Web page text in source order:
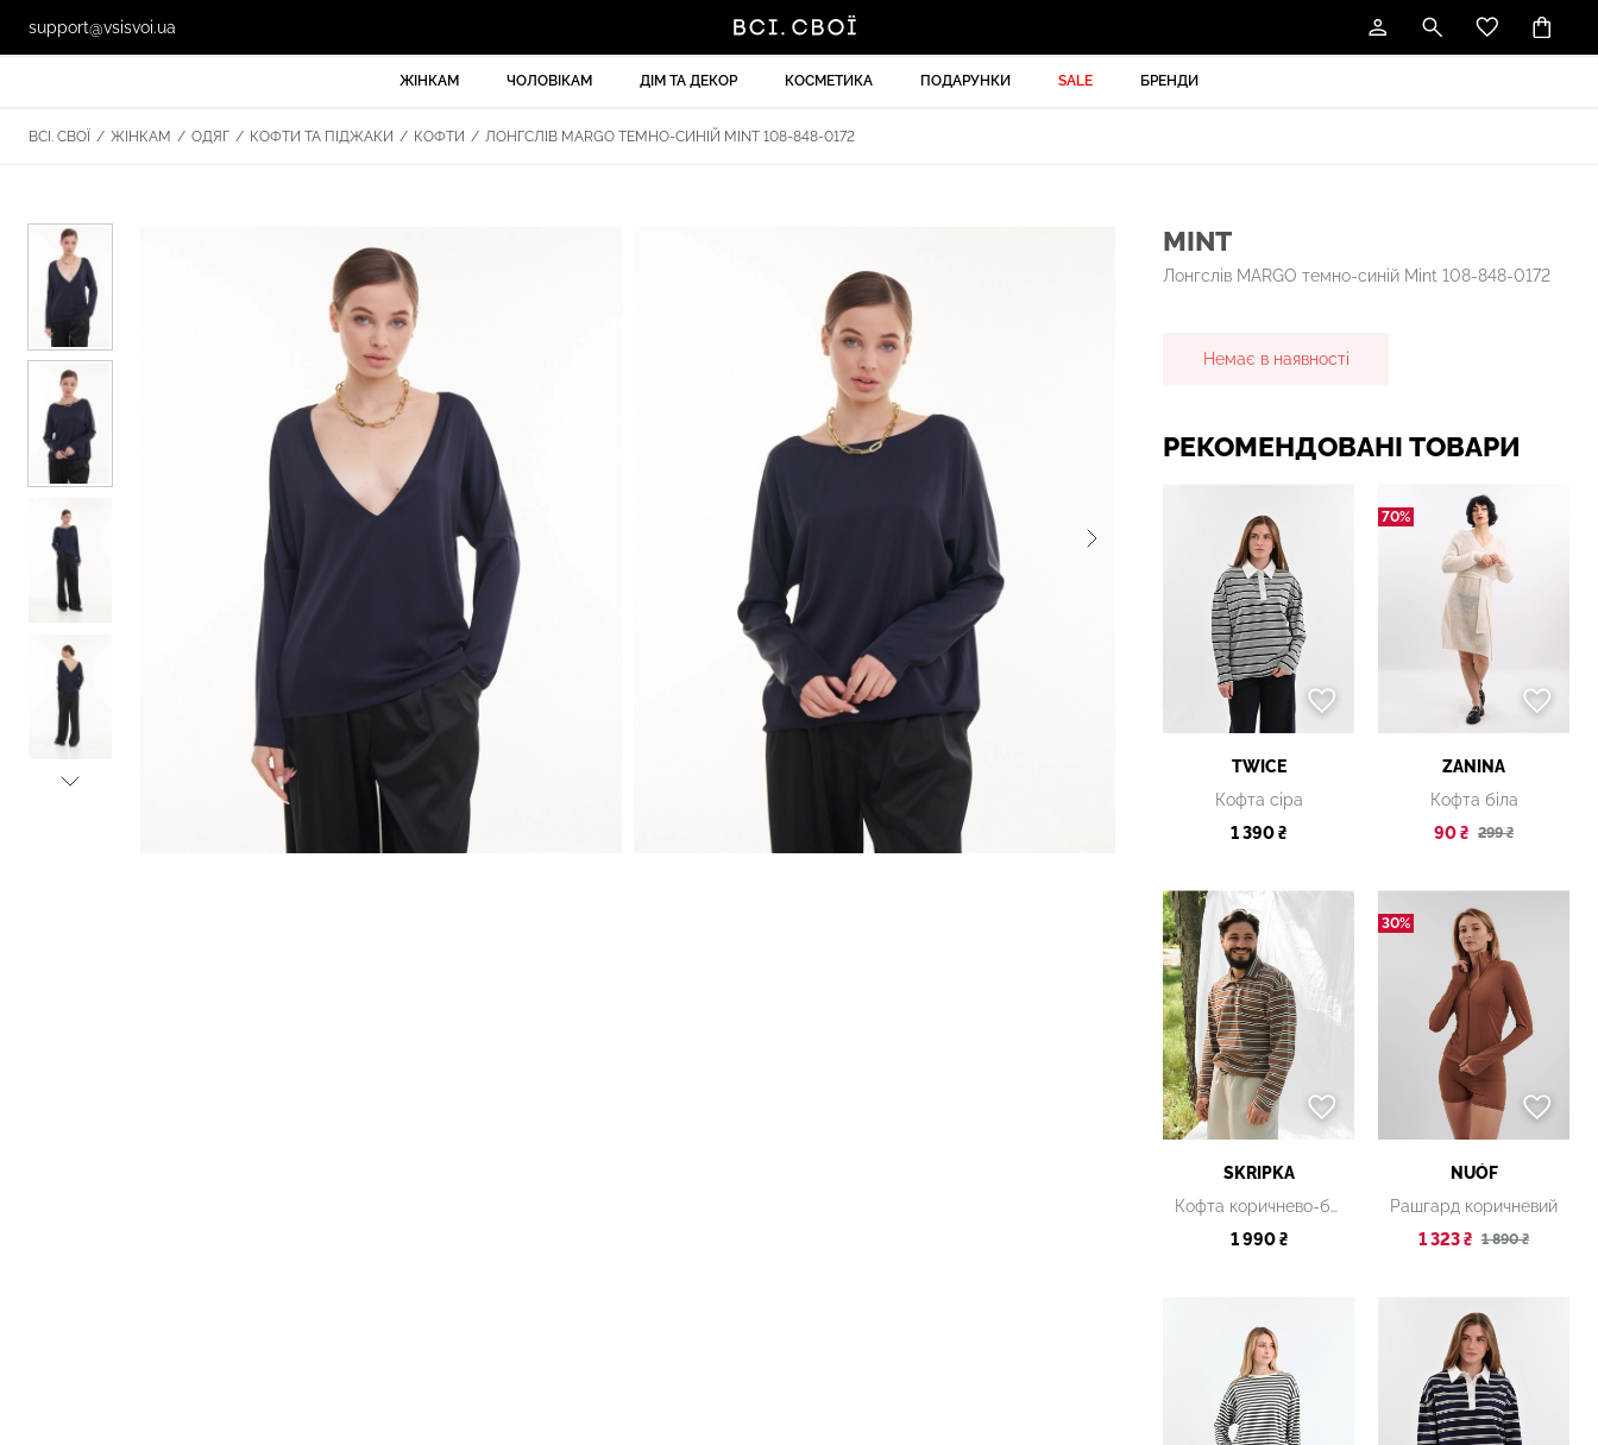
support@vsisvoi.ua
ЖІНКАМ ЧОЛОВІКАМ ДІМ ТА ДЕКОР КОСМЕТИКА ПОДАРУНКИ SALE БРЕНДИ
ВСІ. СВОЇ / ЖІНКАМ / ОДЯГ / КОФТИ ТА ПІДЖАКИ / КОФТИ / ЛОНГСЛІВ MARGO ТЕМНО-СИНІЙ MINT 108-848-0172
MINT
Лонгслів MARGO темно-синій Mint 108-848-0172
Немає в наявності
РЕКОМЕНДОВАНІ ТОВАРИ
TWICE
Кофта сіра
1 390 ₴
70%
ZANINA
Кофта біла
90 ₴ 299 ₴
SKRIPKA
Кофта коричнево-бежева смугаста
1 990 ₴
30%
NUÓF
Рашгард коричневий
1 323 ₴ 1 890 ₴